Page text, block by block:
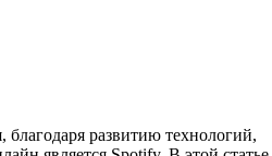
развитию технологий,